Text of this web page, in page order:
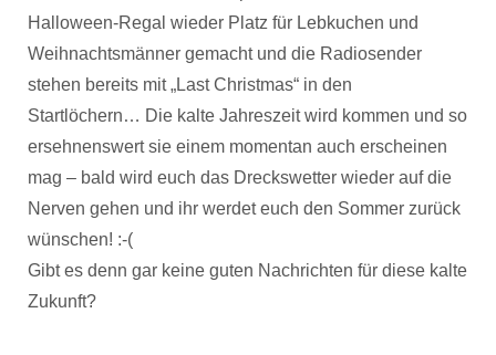
Halloween-Regal wieder Platz für Lebkuchen und
Weihnachtsmänner gemacht und die Radiosender
stehen bereits mit „Last Christmas“ in den
Startlöchern… Die kalte Jahreszeit wird kommen und so
ersehnenswert sie einem momentan auch erscheinen
mag – bald wird euch das Dreckswetter wieder auf die
Nerven gehen und ihr werdet euch den Sommer zurück
wünschen! :-(
Gibt es denn gar keine guten Nachrichten für diese kalte
Zukunft?